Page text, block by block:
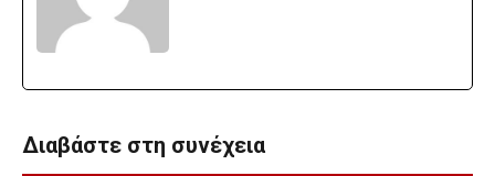
Διαβάστε στη συνέχεια